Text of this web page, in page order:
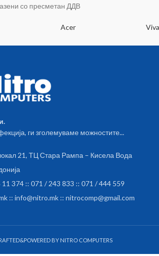
со пресметан ДДВ
Acer
ги зголемуваме можностите...
21, ТЦ Стара Рампа – Кисела Вода
374 :: 071 / 243 833 :: 071 / 444 559
:: info@nitro.mk :: nitrocomp@gmail.com
BY NITRO COMPUTERS